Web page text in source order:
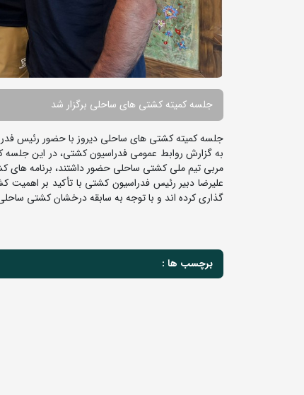
جلسه کمیته کشتی های ساحلی برگزار شد
جلسه کمیته کشتی های ساحلی دیروز با حضور رئیس
به گزارش روابط عمومی فدراسیون کشتی، در این
مربی تیم ملی کشتی ساحلی حضور داشتند، برنامه های
علیرضا دبیر رئیس فدراسیون کشتی با تأکید بر
گذاری کرده اند و با توجه به سابقه درخشان کشتی
برچسب ها :